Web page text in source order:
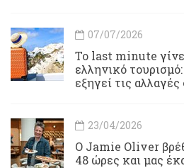
07/07/2026
Το last minute
ελληνικό
εξηγεί τις
23/04/2026
Ο Jamie Oliver
48 ώρες και μας